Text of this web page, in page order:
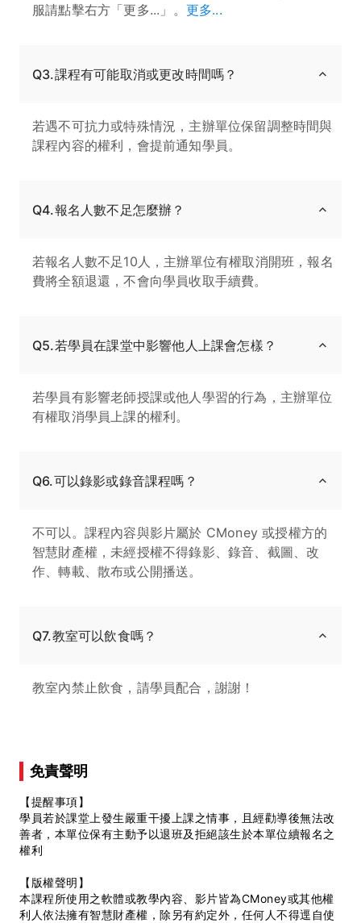
服請點擊右方「更多...」。 更多...
Q3.課程有可能取消或更改時間嗎？
若遇不可抗力或特殊情況，主辦單位保留調整時間與
課程內容的權利，會提前通知學員。
Q4.報名人數不足怎麼辦？
若報名人數不足10人，主辦單位有權取消開班，報名
費將全額退還，不會向學員收取手續費。
Q5.若學員在課堂中影響他人上課會怎樣？
若學員有影響老師授課或他人學習的行為，主辦單位
有權取消學員上課的權利。
Q6.可以錄影或錄音課程嗎？
不可以。課程內容與影片屬於 CMoney 或授權方的
智慧財產權，未經授權不得錄影、錄音、截圖、改
作、轉載、散布或公開播送。
Q7.教室可以飲食嗎？
教室內禁止飲食，請學員配合，謝謝！
免責聲明
【提醒事項】
學員若於課堂上發生嚴重干擾上課之情事，且經勸導後無法改
善者，本單位保有主動予以退班及拒絕該生於本單位續報名之
權利
【版權聲明】
本課程所使用之軟體或教學內容、影片皆為CMoney或其他權
利人依法擁有智慧財產權，除另有約定外，任何人不得逕自使